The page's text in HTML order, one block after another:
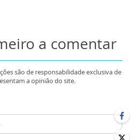
a comentar
são de responsabilidade exclusiva de
a opinião do site.